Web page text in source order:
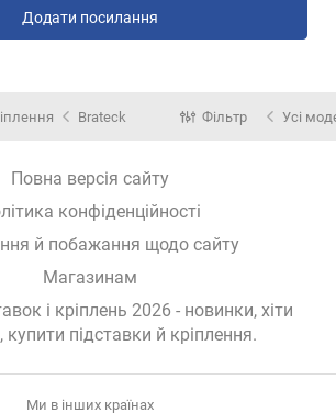
Додати посилання
Brateck Фільтр Усі
Повна версія сайту
конфіденційності
й побажання щодо сайту
Магазинам
і кріплень 2026 - новинки, хіти
купити підставки й кріплення.
Ми в інших країнах